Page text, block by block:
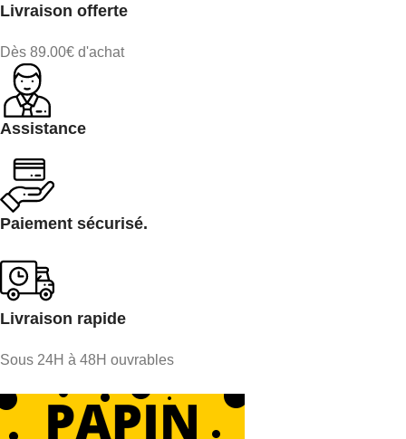
Livraison offerte
Dès 89.00€ d'achat
Assistance
Paiement sécurisé.
Livraison rapide
Sous 24H à 48H ouvrables